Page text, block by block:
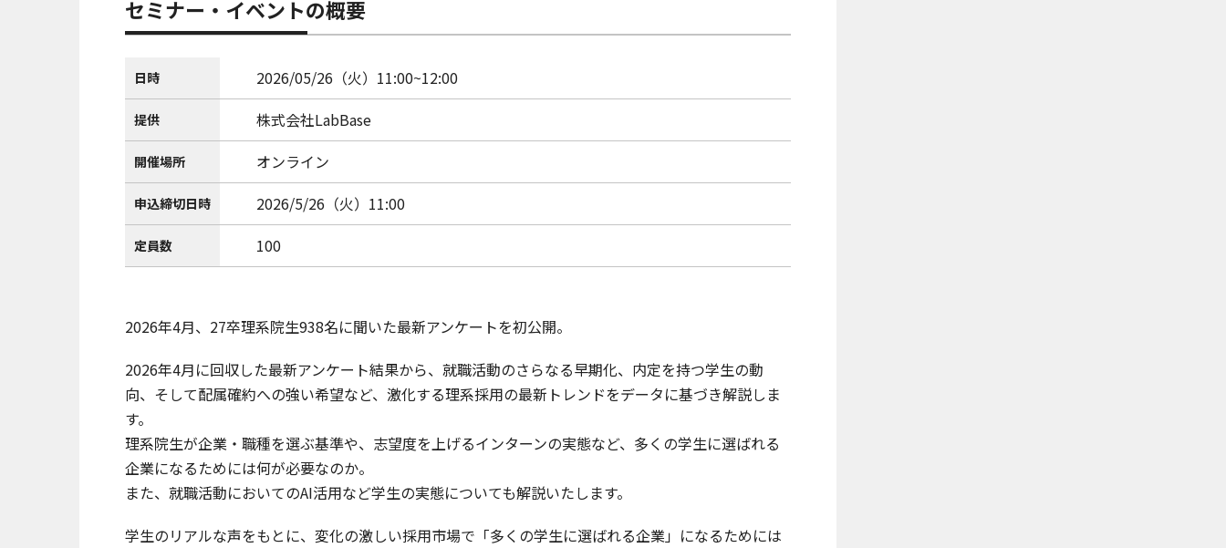
セミナー・イベントの概要
日時 2026/05/26（火）11:00~12:00
提供 株式会社LabBase
開催場所 オンライン
申込締切日時 2026/5/26（火）11:00
定員数 100
2026年4月、27卒理系院生938名に聞いた最新アンケートを初公開。
2026年4月に回収した最新アンケート結果から、就職活動のさらなる早期化、内定を持つ学生の動
向、そして配属確約への強い希望など、激化する理系採用の最新トレンドをデータに基づき解説しま
す。
理系院生が企業・職種を選ぶ基準や、志望度を上げるインターンの実態など、多くの学生に選ばれる
企業になるためには何が必要なのか。
また、就職活動においてのAI活用など学生の実態についても解説いたします。
学生のリアルな声をもとに、変化の激しい採用市場で「多くの学生に選ばれる企業」になるためには